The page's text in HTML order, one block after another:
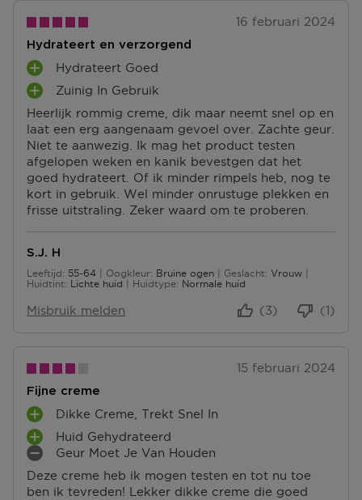
16 februari 2024
Hydrateert en verzorgend
Heerlijk rommig creme, dik maar neemt snel op en
laat een erg aangenaam gevoel over. Zachte geur.
Niet te aanwezig. Ik mag het product testen
afgelopen weken en kanik bevestgen dat het
goed hydrateert. Of ik minder rimpels heb, nog te
kort in gebruik. Wel minder onrustuge plekken en
frisse uitstraling. Zeker waard om te proberen.
P
L
U
S
P
T
E
Hydrateert Goed
P
L
U
S
P
U
N
T
Zuinig In Gebruik
S.J. H
Leeftijd
55 tot 6455-64 Oogkleur Bruine ogen Geslacht
Vrouw
Huidtint
Lichte huid Huidtype Normale huid
Misbruik melden (1)
(3)
15 februari 2024
Fijne creme
Deze creme heb ik mogen testen en tot nu toe
ben ik tevreden! Lekker dikke creme die goed
P
L
U
S
P
Dikke Creme, Trekt Snel In
P
L
U
S
Huid Gehydrateerd
M
I
N
Geur Moet Je Van Houden